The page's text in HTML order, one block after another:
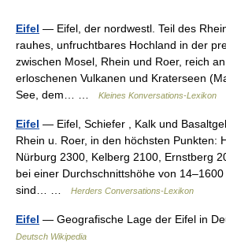
Eifel — Eifel, der nordwestl. Teil des
rauhes, unfruchtbares Hochland in der
zwischen Mosel, Rhein und Roer, reich
erloschenen Vulkanen und Kraterseen
See, dem… …
Kleines Konversations-Lexikon
Eifel — Eifel, Schiefer , Kalk und
Rhein u. Roer, in den höchsten Punkten:
Nürburg 2300, Kelberg 2100, Ernstberg
bei einer Durchschnittshöhe von 14–1600
sind… …
Herders Conversations-Lexikon
Eifel — Geografische Lage der Eifel in
Deutsch Wikipedia